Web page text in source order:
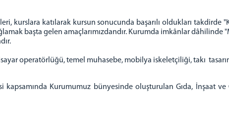
katılarak kursun sonucunda başarılı oldukları takdirde
başta gelen amaçlarımızdandır. Kurumda imkânlar dâhilinde
operatörlüğü, temel muhasebe, mobilya iskeletçiliği, takı
Kurumumuz bünyesinde oluşturulan Gıda, İnşaat